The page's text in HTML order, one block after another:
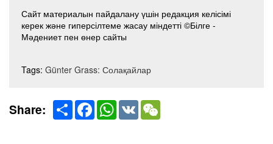
Сайт материалын пайдалану үшін редакция келісімі
керек және гиперсілтеме жасау міндетті ©Білге -
Мәдениет пен өнер сайты
Tags: Günter Grass: Солақайлар
Share: Share FacebookWhatsApp
VK